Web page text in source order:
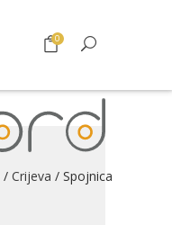
0
/ Crijeva / Spojnica